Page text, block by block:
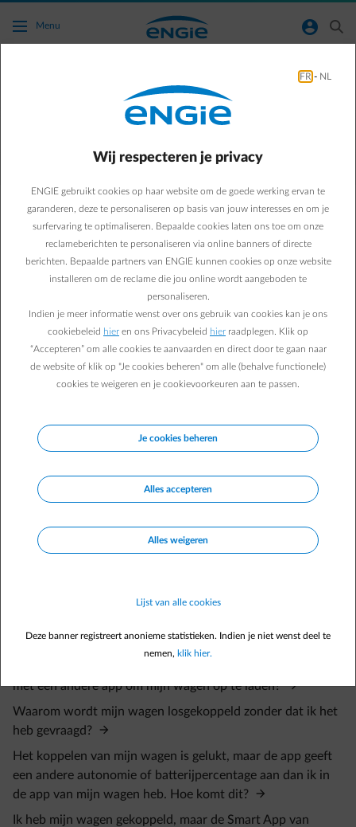
Ga naar de hoofdinhoud
Menu normal-account-circle search
Kan ik een tweede wagen verbinden met de
arrow-left Terug naar contactpagina
Je kan meerdere wagens en meerdere merken verbinden met de
Smart Charge dienst, hierop is er geen echte beperking. Je moet
hiervoor een account hebben/aanmaken bij je wagenmerk. Je kan
echter per wagenmerk maar 1 account verbinden, alle wagens
onder deze account zullen automatisch toegevoegd worden voor
slim laden. Het is niet mogelijk om onder een merkaccount zelf te
slim wil laden raden we je aan om slim laden uit te schakelen
voor de andere wagen(s).
Met welke wagens werkt Smart Charge ? Kan ik mijn
Hoe verbind ik mijn wagen met de Smart App van ENGIE ?
doen?
met een andere app om mijn wagen op te laden?
Waarom wordt mijn wagen losgekoppeld zonder dat ik het
heb gevraagd?
Het koppelen van mijn wagen is gelukt, maar de app geeft
een andere autonomie of batterijpercentage aan dan ik in
de app van mijn wagen heb. Hoe komt dit?
Ik heb mijn wagen gekoppeld, maar de Smart App van
FR - NL
Wij respecteren je privacy
ENGIE gebruikt cookies op haar website om de goede werking ervan te
garanderen, deze te personaliseren op basis van jouw interesses en om je
surfervaring te optimaliseren. Bepaalde cookies laten ons toe om onze
reclameberichten te personaliseren via online banners of directe
berichten. Bepaalde partners van ENGIE kunnen cookies op onze website
installeren om de reclame die jou online wordt aangeboden te
personaliseren.
Indien je meer informatie wenst over ons gebruik van cookies kan je ons
cookiebeleid hier en ons Privacybeleid hier raadplegen. Klik op
“Accepteren” om alle cookies te aanvaarden en direct door te gaan naar
de website of klik op "Je cookies beheren" om alle (behalve functionele)
cookies te weigeren en je cookievoorkeuren aan te passen.
Je cookies beheren
Alles accepteren
Alles weigeren
Lijst van alle cookies
Deze banner registreert anonieme statistieken. Indien je niet wenst deel te
nemen, klik hier.